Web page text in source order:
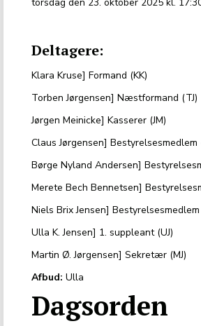
Deltagere:
Klara Kruse] Formand (KK)
Torben Jørgensen] Næstformand (TJ)
Jørgen Meinicke] Kasserer (JM)
Claus Jørgensen] Bestyrelsesmedlem
Børge Nyland Andersen]
Merete Bech Bennetsen]
Niels Brix Jensen] Bestyrelsesmedlem
Ulla K. Jensen] 1. suppleant (UJ)
Martin Ø. Jørgensen] Sekretær (MJ)
Afbud: Ulla
Dagsorden